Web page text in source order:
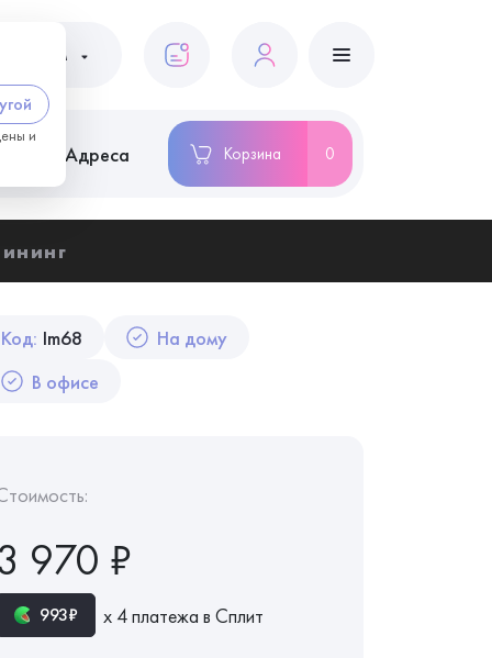
и
Адреса Корзина 0
Код: Im68
На дому
В офисе
970 ₽
993₽ х 4 платежа в Сплит